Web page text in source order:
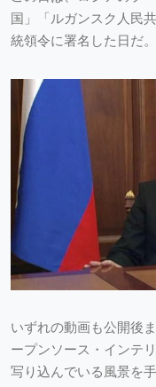
国」「ルガンスク人民
統領令に署名した日だ。
いずれの動画も公開後
ープンソース・インテ
写り込んでいる風景を